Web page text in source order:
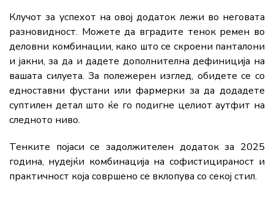
Клучот за успехот на овој додаток лежи во неговата
разновидност. Можете да вградите тенок ремен во
деловни комбинации, како што се скроени панталони
и јакни, за да и дадете дополнителна дефиниција на
вашата силуета. За полежерен изглед, обидете се со
едноставни фустани или фармерки за да додадете
суптилен детал што ќе го подигне целиот аутфит на
следното ниво.
Тенките појаси се задолжителен додаток за 2025
година, нудејќи комбинација на софистицираност и
практичност која совршено се вклопува со секој стил.